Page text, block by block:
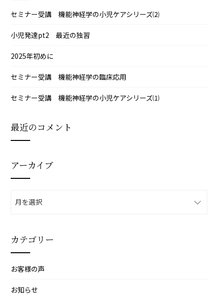
セミナー受講 機能神経学の小児ケアシリーズ⑵
小児発達pt2 最近の独習
2025年初めに
セミナー受講 機能神経学の臨床応用
セミナー受講 機能神経学の小児ケアシリーズ⑴
最近のコメント
アーカイブ
ー
ブ
カテゴリー
お客様の声
お知らせ